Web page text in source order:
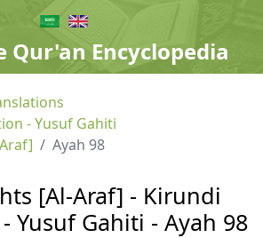
Qur'an Encyclopedia
- Yusuf Gahiti
Ayah 98
[Al-Araf] - Kirundi
Yusuf Gahiti - Ayah 98